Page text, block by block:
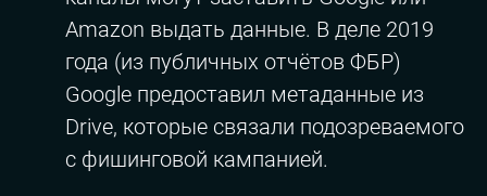
Amazon выдать данные. В деле 2019
года (из публичных отчётов ФБР)
Google предоставил метаданные из
Drive, которые связали подозреваемого
с фишинговой кампанией.